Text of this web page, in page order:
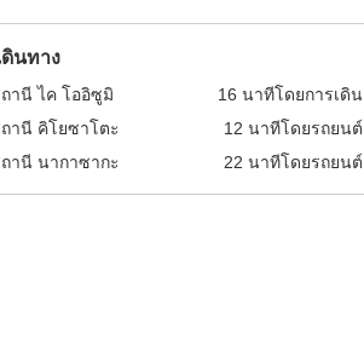
ดินทาง
สถานี ไค โออิซูมิ 16 นาทีโดยการเดิน
านี คิโยซาโตะ
12 นาทีโดยรถยนต์
านี นากาซากะ
22 นาทีโดยรถยนต์